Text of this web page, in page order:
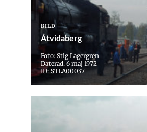
BILD
Åtvidaberg
Foto: Stig Lagergren
Daterad: 6 maj 1972
ID: STLA00037